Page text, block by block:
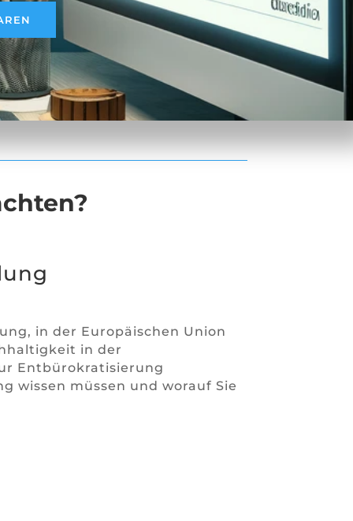
in der Europäischen Union
in der
Entbürokratisierung
wissen müssen und worauf Sie